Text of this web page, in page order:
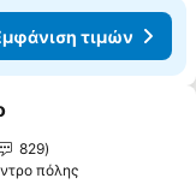
τιμών
στα αγαπημένα
829
πόλης